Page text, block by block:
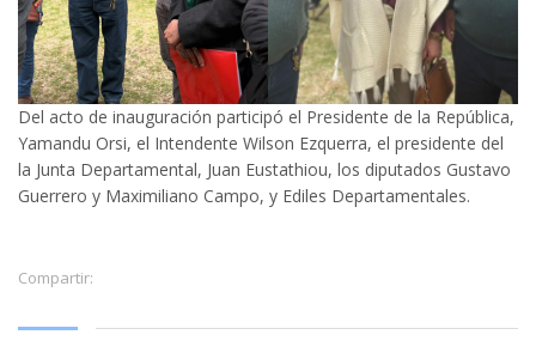
Del acto de inauguración participó el Presidente de la República,
Yamandu Orsi, el Intendente Wilson Ezquerra, el presidente del
la Junta Departamental, Juan Eustathiou, los diputados Gustavo
Guerrero y Maximiliano Campo, y Ediles Departamentales.
Compartir: